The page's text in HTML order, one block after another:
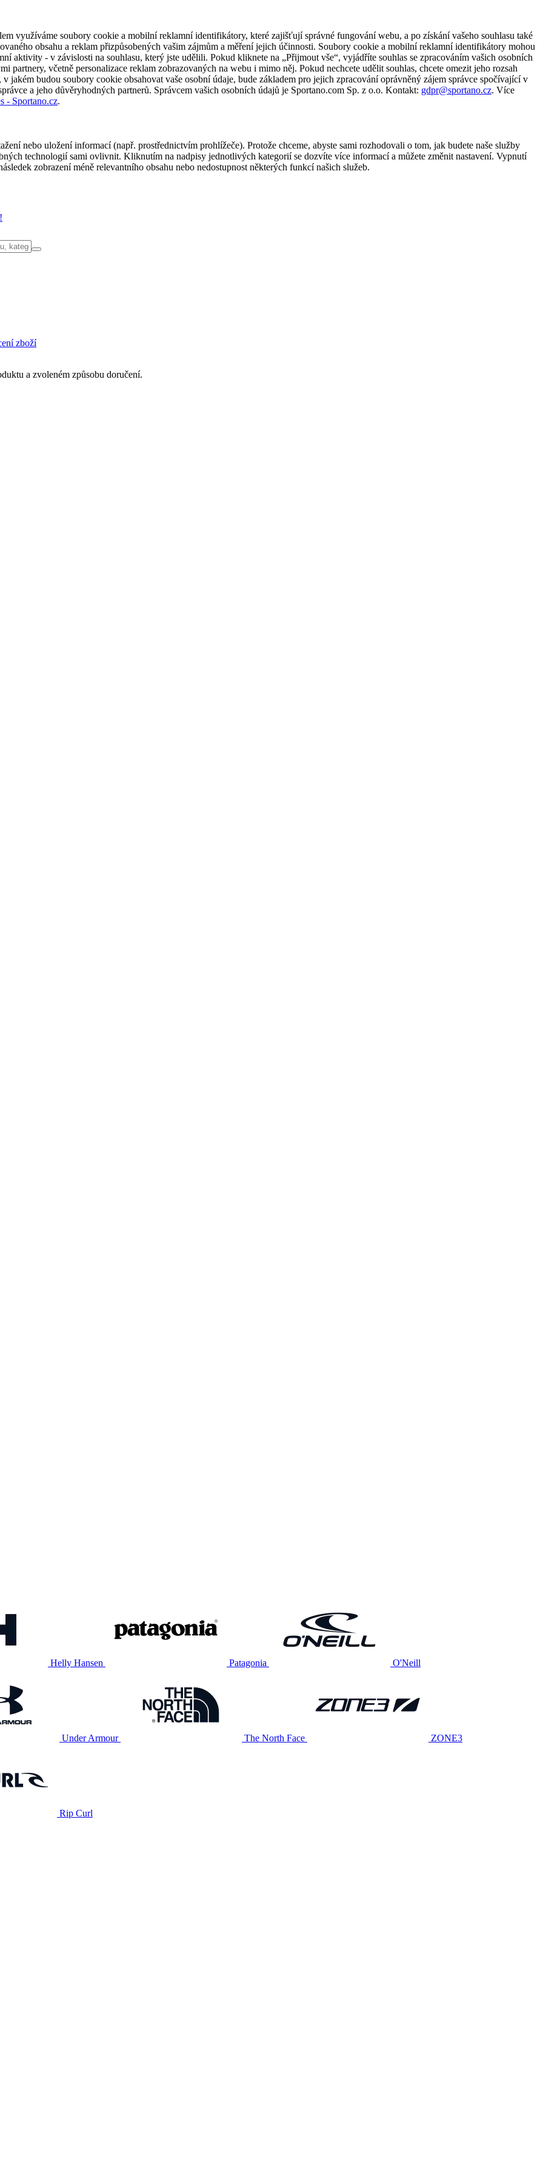
využíváme soubory cookie a mobilní reklamní identifikátory, které zajišťují správné fungování webu, a po získání vašeho souhlasu také
obsahu a reklam přizpůsobených vašim zájmům a měření jejich účinnosti. Soubory cookie a mobilní reklamní identifikátory mohou
aktivity - v závislosti na souhlasu, který jste udělili. Pokud kliknete na „Přijmout vše“, vyjádříte souhlas se zpracováním vašich osobních
včetně personalizace reklam zobrazovaných na webu i mimo něj. Pokud nechcete udělit souhlas, chcete omezit jeho rozsah
jakém budou soubory cookie obsahovat vaše osobní údaje, bude základem pro jejich zpracování oprávněný zájem správce spočívající v
a jeho důvěryhodných partnerů. Správcem vašich osobních údajů je Sportano.com Sp. z o.o. Kontakt: gdpr@sportano.cz. Více
- Sportano.cz.
nebo uložení informací (např. prostřednictvím prohlížeče). Protože chceme, abyste sami rozhodovali o tom, jak budete naše služby
technologií sami ovlivnit. Kliknutím na nadpisy jednotlivých kategorií se dozvíte více informací a můžete změnit nastavení. Vypnutí
zobrazení méně relevantního obsahu nebo nedostupnost některých funkcí našich služeb.
zboží
a zvoleném způsobu doručení.
Helly Hansen Patagonia O'Neill
Under Armour The North Face ZONE3
Rip Curl